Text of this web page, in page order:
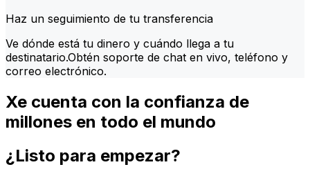
Haz un seguimiento de tu transferencia
Ve dónde está tu dinero y cuándo llega a tu
destinatario.Obtén soporte de chat en vivo, teléfono y
correo electrónico.
Xe cuenta con la confianza de
millones en todo el mundo
¿Listo para empezar?